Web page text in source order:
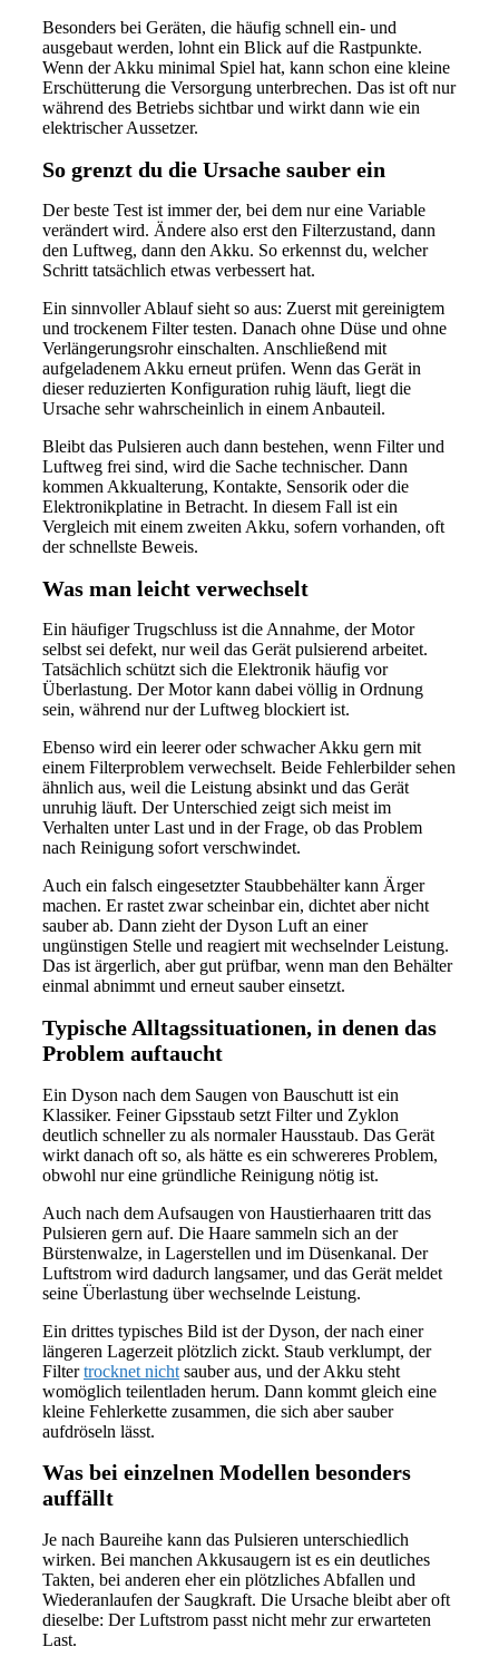
Besonders bei Geräten, die häufig schnell ein- und
ausgebaut werden, lohnt ein Blick auf die Rastpunkte.
Wenn der Akku minimal Spiel hat, kann schon eine kleine
Erschütterung die Versorgung unterbrechen. Das ist oft nur
während des Betriebs sichtbar und wirkt dann wie ein
elektrischer Aussetzer.
So grenzt du die Ursache sauber ein
Der beste Test ist immer der, bei dem nur eine Variable
verändert wird. Ändere also erst den Filterzustand, dann
den Luftweg, dann den Akku. So erkennst du, welcher
Schritt tatsächlich etwas verbessert hat.
Ein sinnvoller Ablauf sieht so aus: Zuerst mit gereinigtem
und trockenem Filter testen. Danach ohne Düse und ohne
Verlängerungsrohr einschalten. Anschließend mit
aufgeladenem Akku erneut prüfen. Wenn das Gerät in
dieser reduzierten Konfiguration ruhig läuft, liegt die
Ursache sehr wahrscheinlich in einem Anbauteil.
Bleibt das Pulsieren auch dann bestehen, wenn Filter und
Luftweg frei sind, wird die Sache technischer. Dann
kommen Akkualterung, Kontakte, Sensorik oder die
Elektronikplatine in Betracht. In diesem Fall ist ein
Vergleich mit einem zweiten Akku, sofern vorhanden, oft
der schnellste Beweis.
Was man leicht verwechselt
Ein häufiger Trugschluss ist die Annahme, der Motor
selbst sei defekt, nur weil das Gerät pulsierend arbeitet.
Tatsächlich schützt sich die Elektronik häufig vor
Überlastung. Der Motor kann dabei völlig in Ordnung
sein, während nur der Luftweg blockiert ist.
Ebenso wird ein leerer oder schwacher Akku gern mit
einem Filterproblem verwechselt. Beide Fehlerbilder sehen
ähnlich aus, weil die Leistung absinkt und das Gerät
unruhig läuft. Der Unterschied zeigt sich meist im
Verhalten unter Last und in der Frage, ob das Problem
nach Reinigung sofort verschwindet.
Auch ein falsch eingesetzter Staubbehälter kann Ärger
machen. Er rastet zwar scheinbar ein, dichtet aber nicht
sauber ab. Dann zieht der Dyson Luft an einer
ungünstigen Stelle und reagiert mit wechselnder Leistung.
Das ist ärgerlich, aber gut prüfbar, wenn man den Behälter
einmal abnimmt und erneut sauber einsetzt.
Typische Alltagssituationen, in denen das
Problem auftaucht
Ein Dyson nach dem Saugen von Bauschutt ist ein
Klassiker. Feiner Gipsstaub setzt Filter und Zyklon
deutlich schneller zu als normaler Hausstaub. Das Gerät
wirkt danach oft so, als hätte es ein schwereres Problem,
obwohl nur eine gründliche Reinigung nötig ist.
Auch nach dem Aufsaugen von Haustierhaaren tritt das
Pulsieren gern auf. Die Haare sammeln sich an der
Bürstenwalze, in Lagerstellen und im Düsenkanal. Der
Luftstrom wird dadurch langsamer, und das Gerät meldet
seine Überlastung über wechselnde Leistung.
Ein drittes typisches Bild ist der Dyson, der nach einer
längeren Lagerzeit plötzlich zickt. Staub verklumpt, der
Filtertrocknet nicht sauber aus, und der Akku steht
womöglich teilentladen herum. Dann kommt gleich eine
kleine Fehlerkette zusammen, die sich aber sauber
aufdröseln lässt.
Was bei einzelnen Modellen besonders
auffällt
Je nach Baureihe kann das Pulsieren unterschiedlich
wirken. Bei manchen Akkusaugern ist es ein deutliches
Takten, bei anderen eher ein plötzliches Abfallen und
Wiederanlaufen der Saugkraft. Die Ursache bleibt aber oft
dieselbe: Der Luftstrom passt nicht mehr zur erwarteten
Last.